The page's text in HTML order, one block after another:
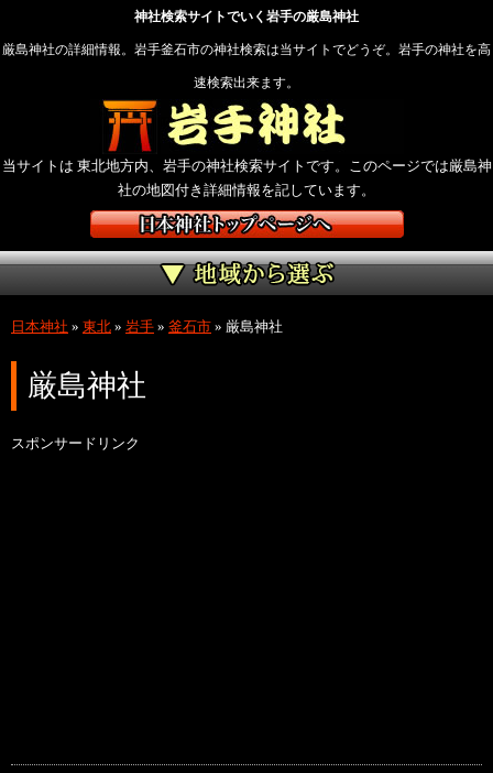
神社検索サイトでいく岩手の厳島神社
厳島神社の詳細情報。岩手釜石市の神社検索は当サイトでどうぞ。岩手の神社を高
速検索出来ます。
当サイトは 東北地方内、岩手の神社検索サイトです。このページでは厳島神
社の地図付き詳細情報を記しています。
日本神社 » 東北 » 岩手 » 釜石市 » 厳島神社
厳島神社
スポンサードリンク